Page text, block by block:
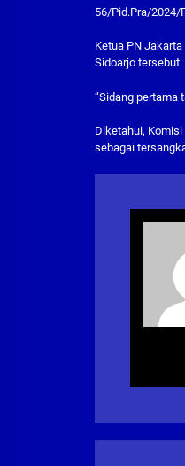
56/Pid.Pra/2024/
Ketua PN
Sidoarjo tersebut.
“Sidang pertama
Diketahui,
sebagai